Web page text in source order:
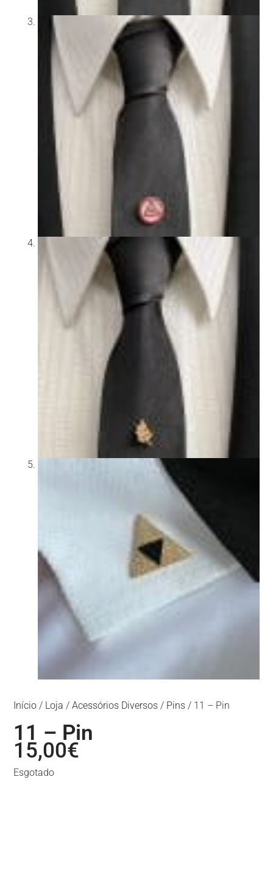
Início / Loja /Acessórios Diversos / Pins / 11 – Pin
11 – Pin
15,00€
Esgotado